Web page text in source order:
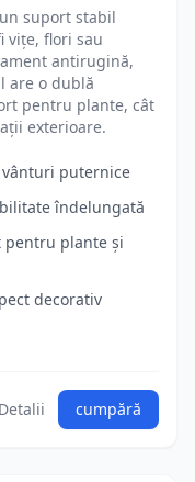
suport stabil
vițe, flori sau
antirugină,
are o dublă
pentru plante, cât
exterioare.
puternice
îndelungată
plante și
decorativ
Detalii cumpără